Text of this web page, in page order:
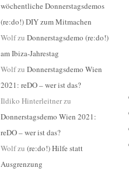
wöchentliche Donnerstagsdemos
(re:do!) DIY zum Mitmachen
Wolfzu Donnerstagsdemo (re:do!)
am Ibiza-Jahrestag
Wolfzu Donnerstagsdemo Wien
2021: reDO – wer ist das?
Ildiko Hinterleitnerzu
Donnerstagsdemo Wien 2021:
reDO – wer ist das?
Wolfzu (re:do!) Hilfe statt
Ausgrenzung